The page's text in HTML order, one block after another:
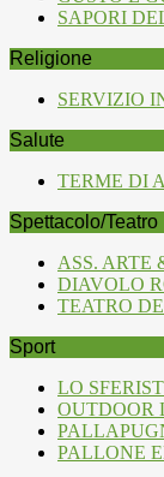
SAPORI
Religione
SERVIZIO
Salute
TERME DI
Spettacolo/Teatro
ASS. ARTE
DIAVOLO
TEATRO
Sport
LO
OUTDOOR
PALLONE